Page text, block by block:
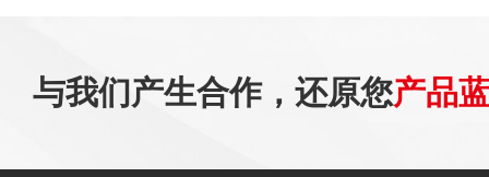
与我们产生合作，还原您产品